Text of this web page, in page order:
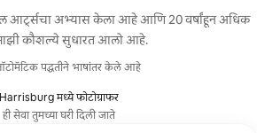
आर्ट्सचा अभ्यास केला आहे आणि 20 वर्षांहून अधिक
कौशल्ये सुधारत आलो आहे.
पद्धतीने भाषांतर केले आहे
Harrisburg मध्ये फोटोग्राफर
ही सेवा तुमच्या घरी दिली जाते